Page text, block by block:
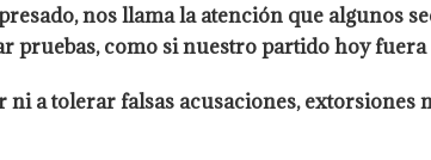
nos llama la atención que algunos
pruebas, como si nuestro partido hoy
ni a tolerar falsas acusaciones,